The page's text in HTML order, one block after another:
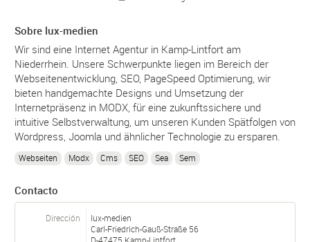
Sobre lux-medien
Wir sind eine Internet Agentur in Kamp-Lintfort am
Niederrhein. Unsere Schwerpunkte liegen im Bereich der
Webseitenentwicklung, SEO, PageSpeed Optimierung, wir
bieten handgemachte Designs und Umsetzung der
Internetpräsenz in MODX, für eine zukunftssichere und
intuitive Selbstverwaltung, um unseren Kunden Spätfolgen von
Wordpress, Joomla und ähnlicher Technologie zu ersparen.
Webseiten Modx Cms SEO Sea Sem
Contacto
Dirección
lux-medien
Carl-Friedrich-Gauß-Straße 56
D-47475 Kamp-Lintfort